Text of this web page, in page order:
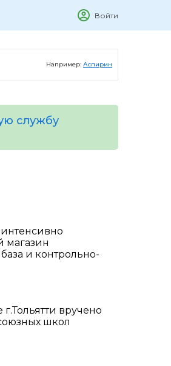
Войти
Например: Аспирин
службу
интенсивно
магазин
и контрольно-
вручено
школ